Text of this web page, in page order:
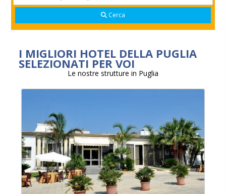
Cerca
I MIGLIORI HOTEL DELLA PUGLIA
SELEZIONATI PER VOI
Le nostre strutture in Puglia